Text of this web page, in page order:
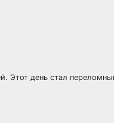
Этот день стал